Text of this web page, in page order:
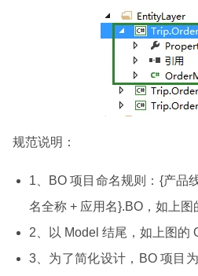
规范说明：
1、BO 项目命名规则：{产品
名全称 + 应用名}.BO，如上图
2、以 Model 结尾，如上图的
3、为了简化设计，BO 项目